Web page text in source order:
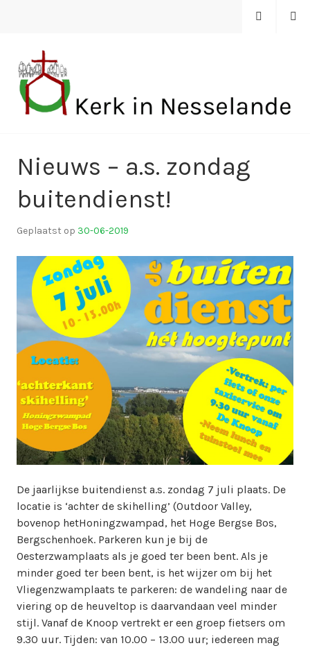
MENU
ZOEKEN
Nieuws – a.s. zondag
buitendienst!
Geplaatst op 30-06-2019
o
r
k
w
m
a
s
t
e
De jaarlijkse buitendienst a.s. zondag 7 juli plaats. De
locatie is ‘achter de skihelling’ (Outdoor Valley,
bovenop hetHoningzwampad, het Hoge Bergse Bos,
Bergschenhoek. Parkeren kun je bij de
Oesterzwamplaats als je goed ter been bent. Als je
minder goed ter been bent, is het wijzer om bij het
Vliegenzwamplaats te parkeren: de wandeling naar de
viering op de heuveltop is daarvandaan veel minder
stijl. Vanaf de Knoop vertrekt er een groep fietsers om
9.30 uur. Tijden: van 10.00 – 13.00 uur; iedereen mag